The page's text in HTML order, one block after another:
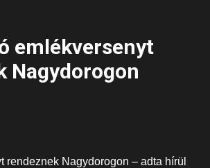
emlékversenyt
Nagydorogon
rendeznek Nagydorogon – adta hírül